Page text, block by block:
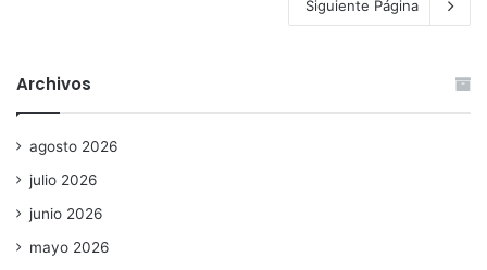
Siguiente Página
Archivos
agosto 2026
julio 2026
junio 2026
mayo 2026